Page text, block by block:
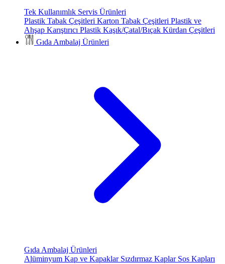
Tek Kullanımlık Servis Ürünleri
Plastik Tabak Çeşitleri Karton Tabak Çeşitleri Plastik ve
Ahşap Karıştırıcı Plastik Kaşık/Çatal/Bıçak Kürdan Çeşitleri
Gıda Ambalaj Ürünleri
Gıda Ambalaj Ürünleri
Alüminyum Kap ve Kapaklar Sızdırmaz Kaplar Sos Kapları